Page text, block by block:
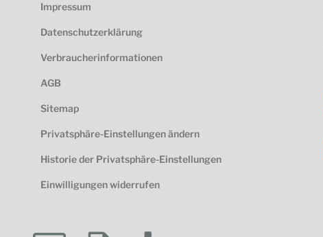
Impressum
Datenschutzerklärung
Verbraucherinformationen
AGB
Sitemap
Privatsphäre-Einstellungen ändern
Historie der Privatsphäre-Einstellungen
Einwilligungen widerrufen